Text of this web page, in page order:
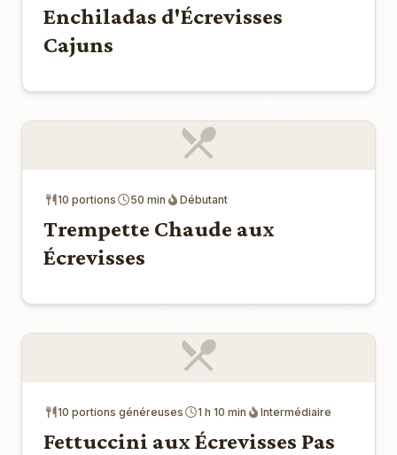
Enchiladas d'Écrevisses
Cajuns
10 portions 50 min Débutant
Trempette Chaude aux
Écrevisses
10 portions généreuses 1 h 10 min Intermédiaire
Fettuccini aux Écrevisses Pas